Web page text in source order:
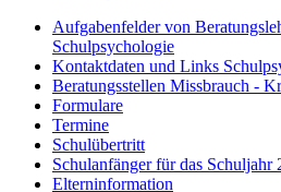
Aufgabenfelder von
Schulpsychologie
Kontaktdaten und Links
Beratungsstellen Missbrauch -
Formulare
Termine
Schulübertritt
Schulanfänger für das Schuljahr
Elterninformation